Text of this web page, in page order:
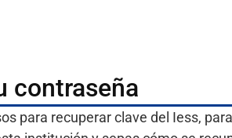
contraseña
para recuperar clave del Iess,